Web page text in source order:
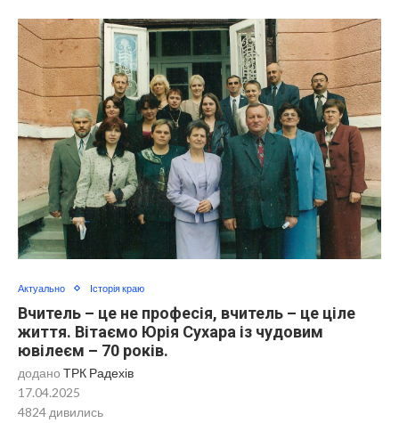
Актуально Історія краю
Вчитель – це не професія, вчитель – це ціле
життя. Вітаємо Юрія Сухара із чудовим
ювілеєм – 70 років.
додано ТРК Радехів
17.04.2025
4824 дивились